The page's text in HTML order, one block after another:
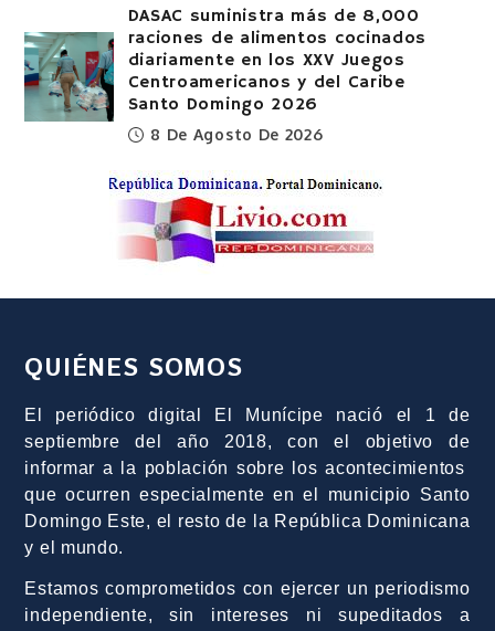
DASAC suministra más de 8,000
raciones de alimentos cocinados
diariamente en los XXV Juegos
Centroamericanos y del Caribe
Santo Domingo 2026
8 De Agosto De 2026
QUIÉNES SOMOS
El periódico digital El Munícipe nació el 1 de
septiembre del año 2018, con el objetivo de
informar a la población sobre los acontecimientos
que ocurren especialmente en el municipio Santo
Domingo Este, el resto de la República Dominicana
y el mundo.
Estamos comprometidos con ejercer un periodismo
independiente, sin intereses ni supeditados a